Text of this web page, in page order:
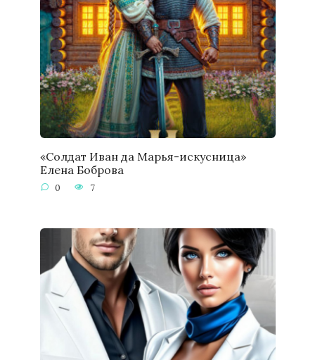
«Солдат Иван да Марья-искусница»
Елена Боброва
0 7